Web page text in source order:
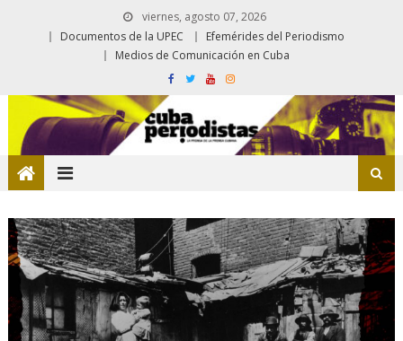
viernes, agosto 07, 2026
Documentos de la UPEC
Efemérides del Periodismo
Medios de Comunicación en Cuba